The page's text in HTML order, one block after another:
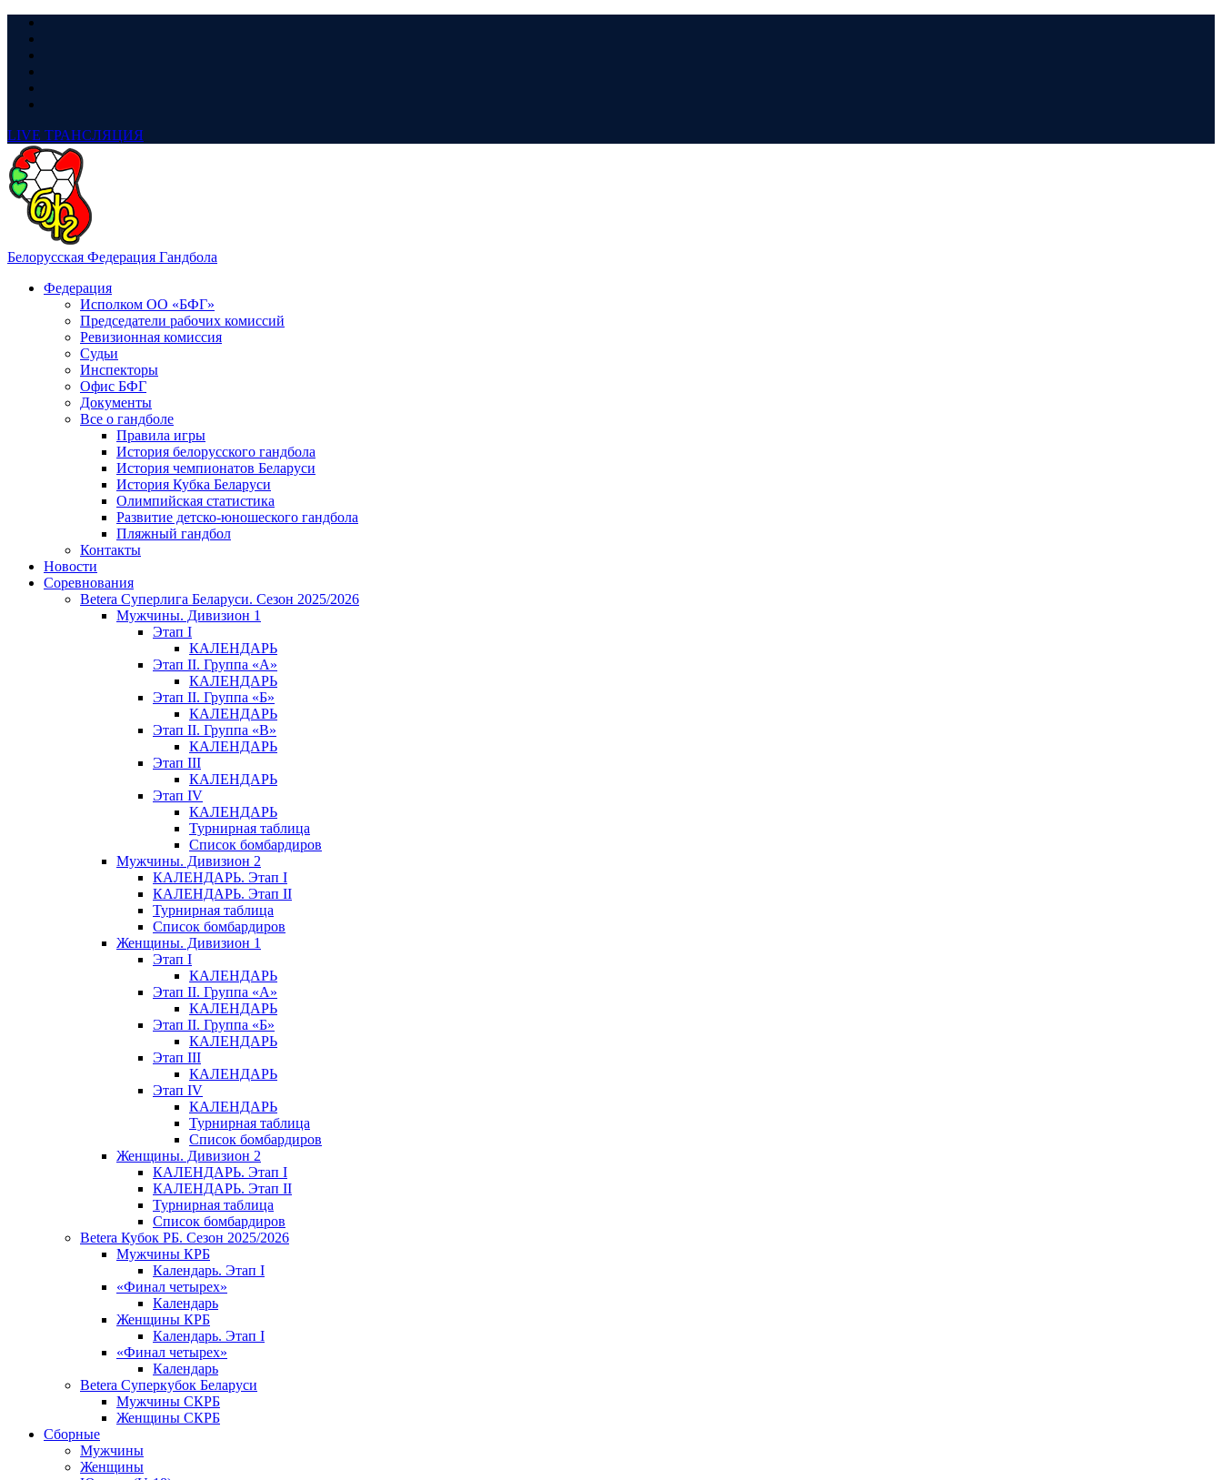
LIVE ТРАНСЛЯЦИЯ
Белорусская Федерация Гандбола
Федерация
Исполком ОО «БФГ»
Председатели рабочих комиссий
Ревизионная комиссия
Судьи
Инспекторы
Офис БФГ
Документы
Все о гандболе
Правила игры
История белорусского гандбола
История чемпионатов Беларуси
История Кубка Беларуси
Олимпийская статистика
Развитие детско-юношеского гандбола
Пляжный гандбол
Контакты
Новости
Соревнования
Betera Суперлига Беларуси. Сезон 2025/2026
Мужчины. Дивизион 1
Этап I
КАЛЕНДАРЬ
Этап II. Группа «А»
КАЛЕНДАРЬ
Этап II. Группа «Б»
КАЛЕНДАРЬ
Этап II. Группа «В»
КАЛЕНДАРЬ
Этап III
КАЛЕНДАРЬ
Этап IV
КАЛЕНДАРЬ
Турнирная таблица
Список бомбардиров
Мужчины. Дивизион 2
КАЛЕНДАРЬ. Этап I
КАЛЕНДАРЬ. Этап II
Турнирная таблица
Список бомбардиров
Женщины. Дивизион 1
Этап I
КАЛЕНДАРЬ
Этап II. Группа «А»
КАЛЕНДАРЬ
Этап II. Группа «Б»
КАЛЕНДАРЬ
Этап III
КАЛЕНДАРЬ
Этап IV
КАЛЕНДАРЬ
Турнирная таблица
Список бомбардиров
Женщины. Дивизион 2
КАЛЕНДАРЬ. Этап I
КАЛЕНДАРЬ. Этап II
Турнирная таблица
Список бомбардиров
Betera Кубок РБ. Сезон 2025/2026
Мужчины КРБ
Календарь. Этап I
«Финал четырех»
Календарь
Женщины КРБ
Календарь. Этап I
«Финал четырех»
Календарь
Betera Суперкубок Беларуси
Мужчины СКРБ
Женщины СКРБ
Сборные
Мужчины
Женщины